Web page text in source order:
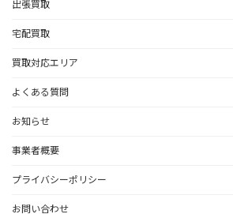
出張買取
宅配買取
買取対応エリア
よくある質問
お知らせ
事業者概要
プライバシーポリシー
お問い合わせ